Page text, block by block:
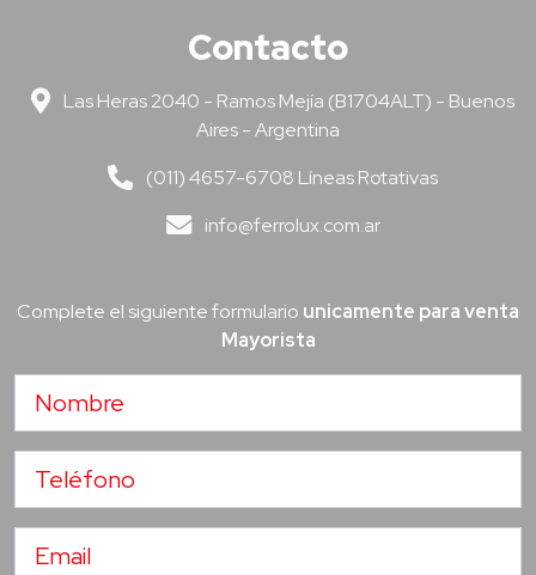
Contacto
Las Heras 2040 - Ramos Mejía (B1704ALT) - Buenos
Aires - Argentina
(011) 4657-6708 Líneas Rotativas
info@ferrolux.com.ar
Complete el siguiente formulario unicamente para venta
Mayorista